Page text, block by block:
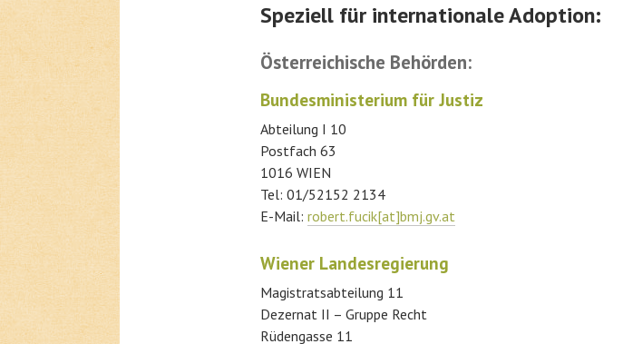
Speziell für internationale Adoption:
Österreichische Behörden:
Bundesministerium für Justiz
Abteilung I 10
Postfach 63
1016 WIEN
Tel: 01/52152 2134
E-Mail: robert.fucik[at]bmj.gv.at
Wiener Landesregierung
Magistratsabteilung 11
Dezernat II – Gruppe Recht
Rüdengasse 11